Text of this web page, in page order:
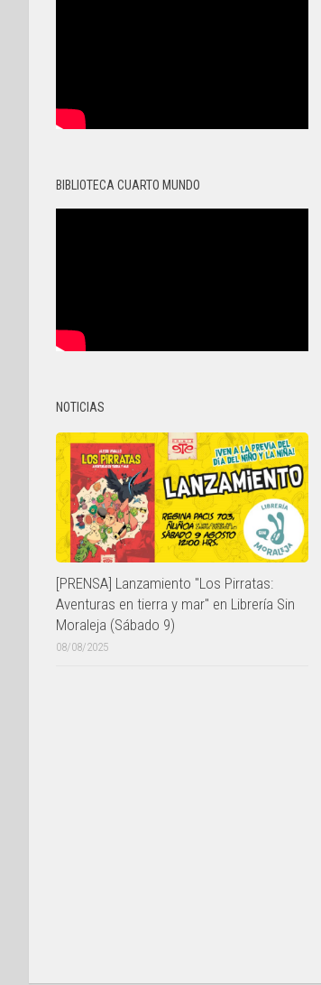
BIBLIOTECA CUARTO MUNDO
NOTICIAS
[PRENSA] Lanzamiento "Los Pirratas:
Aventuras en tierra y mar" en Librería Sin
Moraleja (Sábado 9)
08/08/2025